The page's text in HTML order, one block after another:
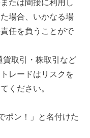
たは間接に利用し
場合、いかなる場
任を負うことがで
貨取引・株取引など
レードはリスクを
ください。
ポン！」と名付けた